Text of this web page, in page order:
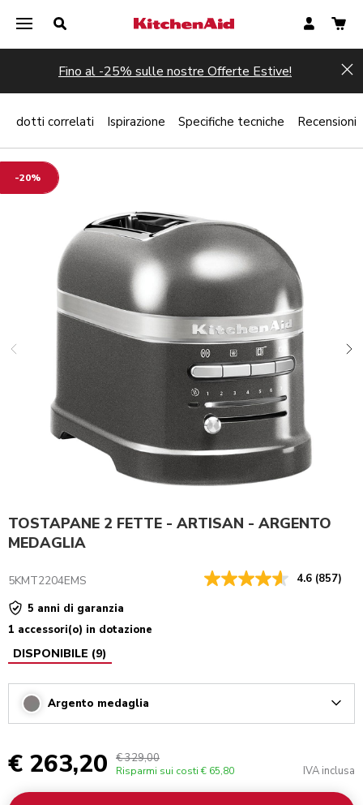
Fino al -25% sulle nostre Offerte Estive!
-20%
TOSTAPANE 2 FETTE - ARTISAN - ARGENTO
MEDAGLIA
5KMT2204EMS 4.6 (857)
5 anni di garanzia
1 accessori(o) in dotazione
DISPONIBILE (9)
Argento medaglia
€ 263,20 € 329,00
Risparmi sui costi € 65,80 IVA inclusa
correlati Ispirazione Specifiche tecniche Recensioni